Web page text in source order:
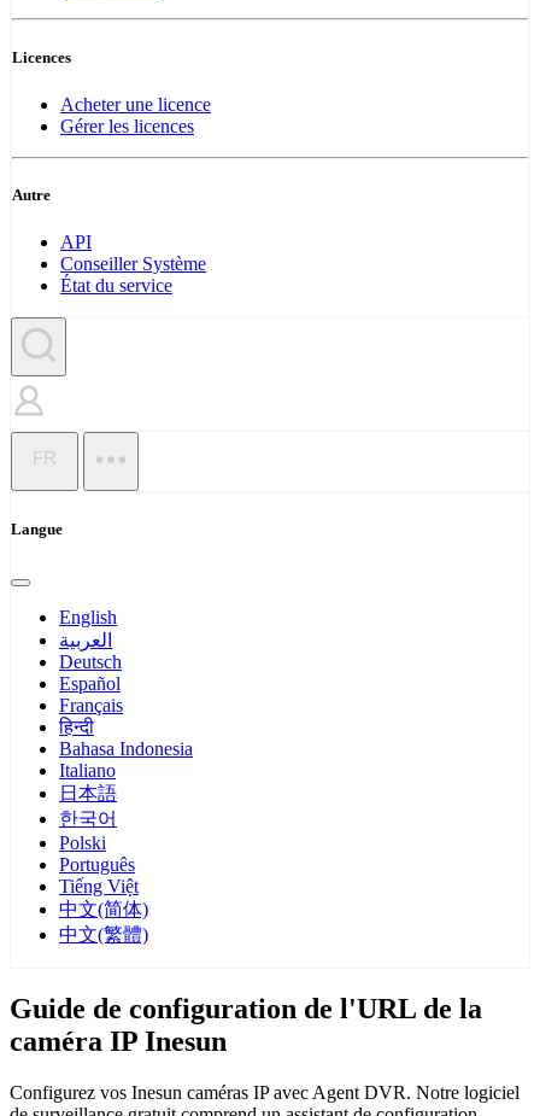
Licences
Acheter une licence
Gérer les licences
Autre
API
Conseiller Système
État du service
FR
Langue
English
العربية
Deutsch
Español
Français
हिन्दी
Bahasa Indonesia
Italiano
日本語
한국어
Polski
Português
Tiếng Việt
中文(简体)
中文(繁體)
Guide de configuration de l'URL de la
caméra IP Inesun
Configurez vos Inesun caméras IP avec Agent DVR. Notre logiciel